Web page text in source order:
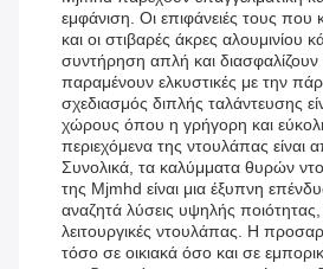
εμφάνιση. Οι επιφάνειές τους που
και οι στιβαρές άκρες αλουμινίου
συντήρηση απλή και διασφαλίζουν
παραμένουν ελκυστικές με την
σχεδιασμός διπλής ταλάντευσης
χώρους όπου η γρήγορη και
περιεχόμενα της ντουλάπας είναι
Συνολικά, τα καλύμματα θυρών
της Mjmhd είναι μια έξυπνη
αναζητά λύσεις υψηλής
λειτουργικές ντουλάπας. Η
τόσο σε οικιακά όσο και σε